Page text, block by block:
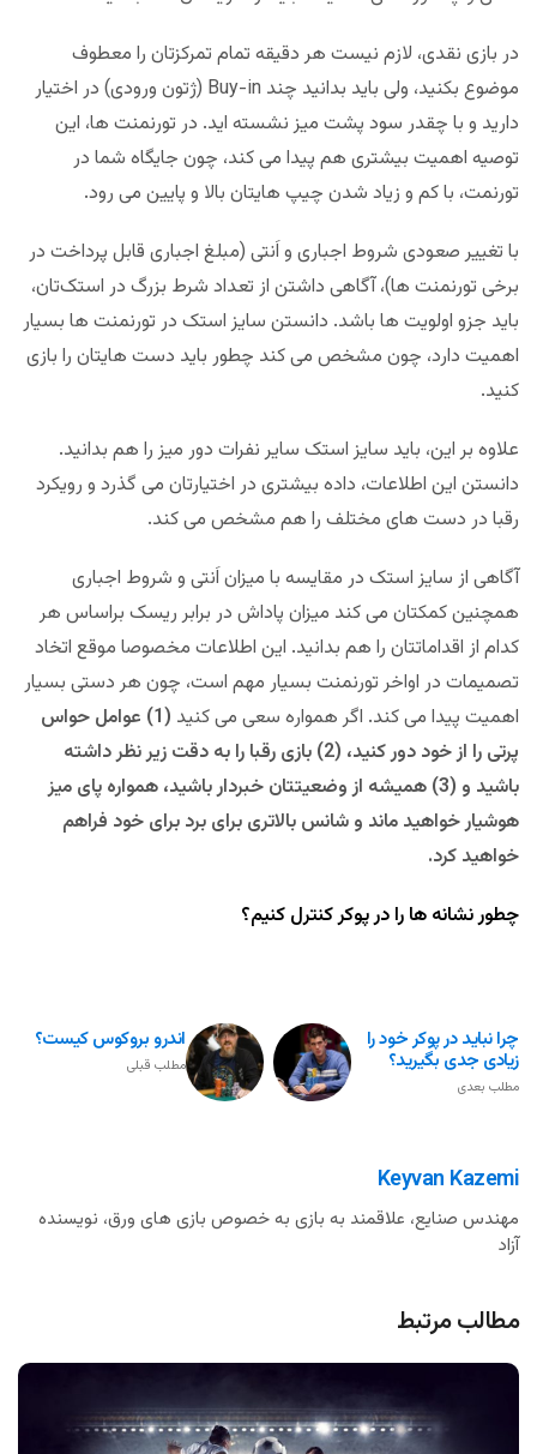
در بازی نقدی، لازم نیست هر دقیقه تمام تمرکزتان را معطوف
موضوع بکنید، ولی باید بدانید چند Buy-in (ژتون ورودی) در اختیار
دارید و با چقدر سود پشت میز نشسته اید. در تورنمنت ها، این
توصیه اهمیت بیشتری هم پیدا می کند، چون جایگاه شما در
تورنمت، با کم و زیاد شدن چیپ هایتان بالا و پایین می رود.
با تغییر صعودی شروط اجباری و اَنتی (مبلغ اجباری قابل پرداخت در
برخی تورنمنت ها)، آگاهی داشتن از تعداد شرط بزرگ در استک‌تان،
باید جزو اولویت ها باشد. دانستن سایز استک در تورنمنت ها بسیار
اهمیت دارد، چون مشخص می کند چطور باید دست هایتان را بازی
کنید.
علاوه بر این، باید سایز استک سایر نفرات دور میز را هم بدانید.
دانستن این اطلاعات، داده بیشتری در اختیارتان می گذرد و رویکرد
رقبا در دست های مختلف را هم مشخص می کند.
آگاهی از سایز استک در مقایسه با میزان اَنتی و شروط اجباری
همچنین کمکتان می کند میزان پاداش در برابر ریسک براساس هر
کدام از اقداماتتان را هم بدانید. این اطلاعات مخصوصا موقع اتخاد
تصمیمات در اواخر تورنمنت بسیار مهم است، چون هر دستی بسیار
اهمیت پیدا می کند. اگر همواره سعی می کنید
(1) عوامل حواس
پرتی را از خود دور کنید، (2) بازی رقبا را به دقت زیر نظر داشته
باشید و (3) همیشه از وضعیتتان خبردار باشید، همواره پای میز
هوشیار خواهید ماند و شانس بالاتری برای برد برای خود فراهم
خواهید کرد.
چطور نشانه ها را در پوکر کنترل کنیم؟
اندرو بروکوس کیست؟
مطلب قبلی
چرا نباید در پوکر خود را
زیادی جدی بگیرید؟
مطلب بعدی
Keyvan Kazemi
مهندس صنایع، علاقمند به بازی به خصوص بازی های ورق، نویسنده
آزاد
مطالب مرتبط